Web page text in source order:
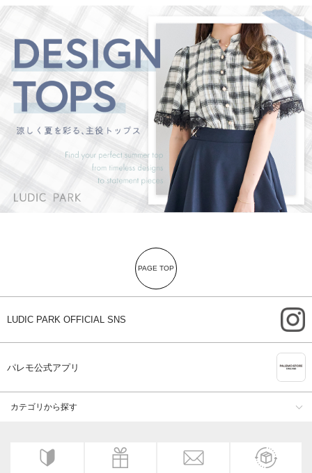
PAGE TOP
LUDIC PARK OFFICIAL SNS
パレモ公式アプリ
カテゴリから探す